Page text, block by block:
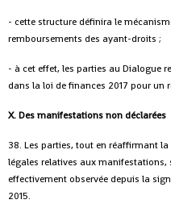
- cette structure définira le
remboursements des ayant-droits ;
- à cet effet, les parties au Dialogue
dans la loi de finances 2017 pour
X. Des manifestations non déclarées
38. Les parties, tout en réaffirmant
légales relatives aux
effectivement observée depuis la
2015.